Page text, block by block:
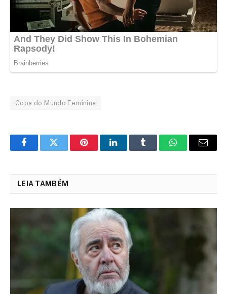
Copa do Mundo Feminina
FacebookTwitter PinterestLinkedInTumblr WhatsAppEmail
LEIA TAMBÉM